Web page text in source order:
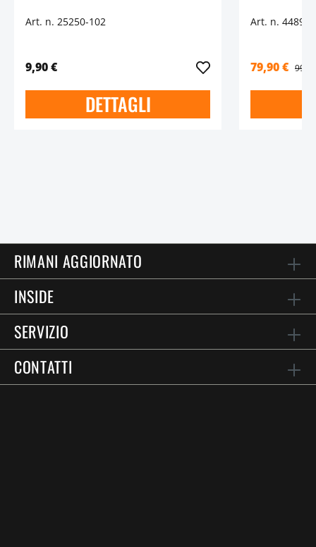
Art. n. 25250-102
9,90 €
DETTAGLI
Art. n. 44890-
79,90 €
RIMANI AGGIORNATO
INSIDE
SERVIZIO
CONTATTI